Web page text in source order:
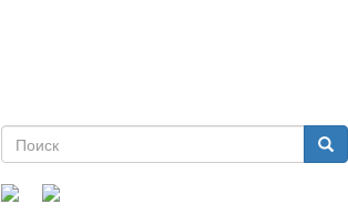
Форма
поиска